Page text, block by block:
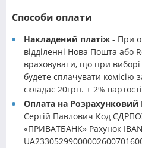
Способи оплати
Накладений платіж - При
відділенні Нова Пошта або
враховувати, що при
будете сплачувати комісію
складає 20грн. + 2%
Оплата на Розрахунковий
Сергій Павлович Код
«ПРИВАТБАНК» Рахунок IBAN